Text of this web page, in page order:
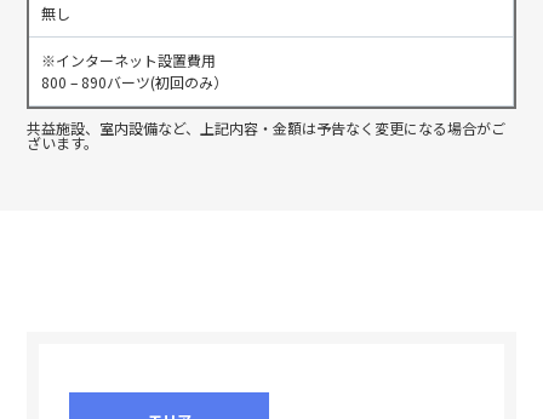
無し
※インターネット設置費用
800 – 890バーツ(初回のみ）
共益施設、室内設備など、上記内容・金額は予告なく変更になる場合がご
ざいます。